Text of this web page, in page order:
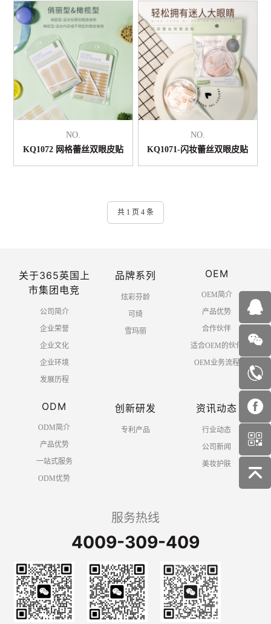
NO.
KQ1072 网格蕾丝双眼皮贴
NO.
KQ1071-闪妆蕾丝双眼皮贴
共 1 页 4 条
关于365英国上
市集团电竞
公司简介
企业荣誉
企业文化
企业环境
发展历程
品牌系列
炫彩芬龄
可绮
雪玛丽
OEM
OEM简介
产品优势
合作伙伴
适合OEM的伙伴
OEM业务流程
ODM
ODM简介
产品优势
一站式服务
ODM优势
创新研发
专利产品
资讯动态
行业动态
公司新闻
美妆护肤
服务热线
4009-309-409